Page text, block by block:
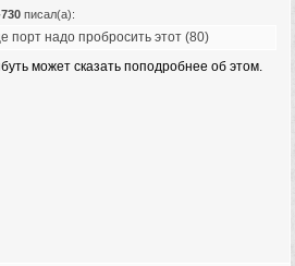
писал(а):
порт надо пробросить этот (80)
может сказать поподробнее об этом.